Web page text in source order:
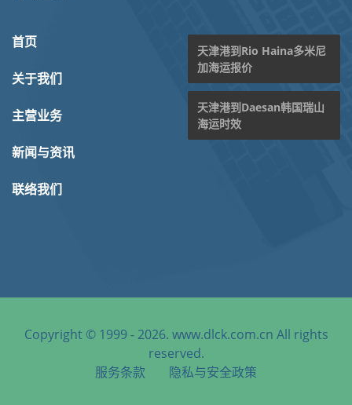
首页
关于我们
主营业务
新闻与资讯
联络我们
天津港到Rio Haina多米尼
加海运报价
天津港到Daesan韩国瑞山
海运时效
Copyright © 1999 - 2026. www.dlck.com.cn All rights
reserved.
服务条款
隐私与安全政策